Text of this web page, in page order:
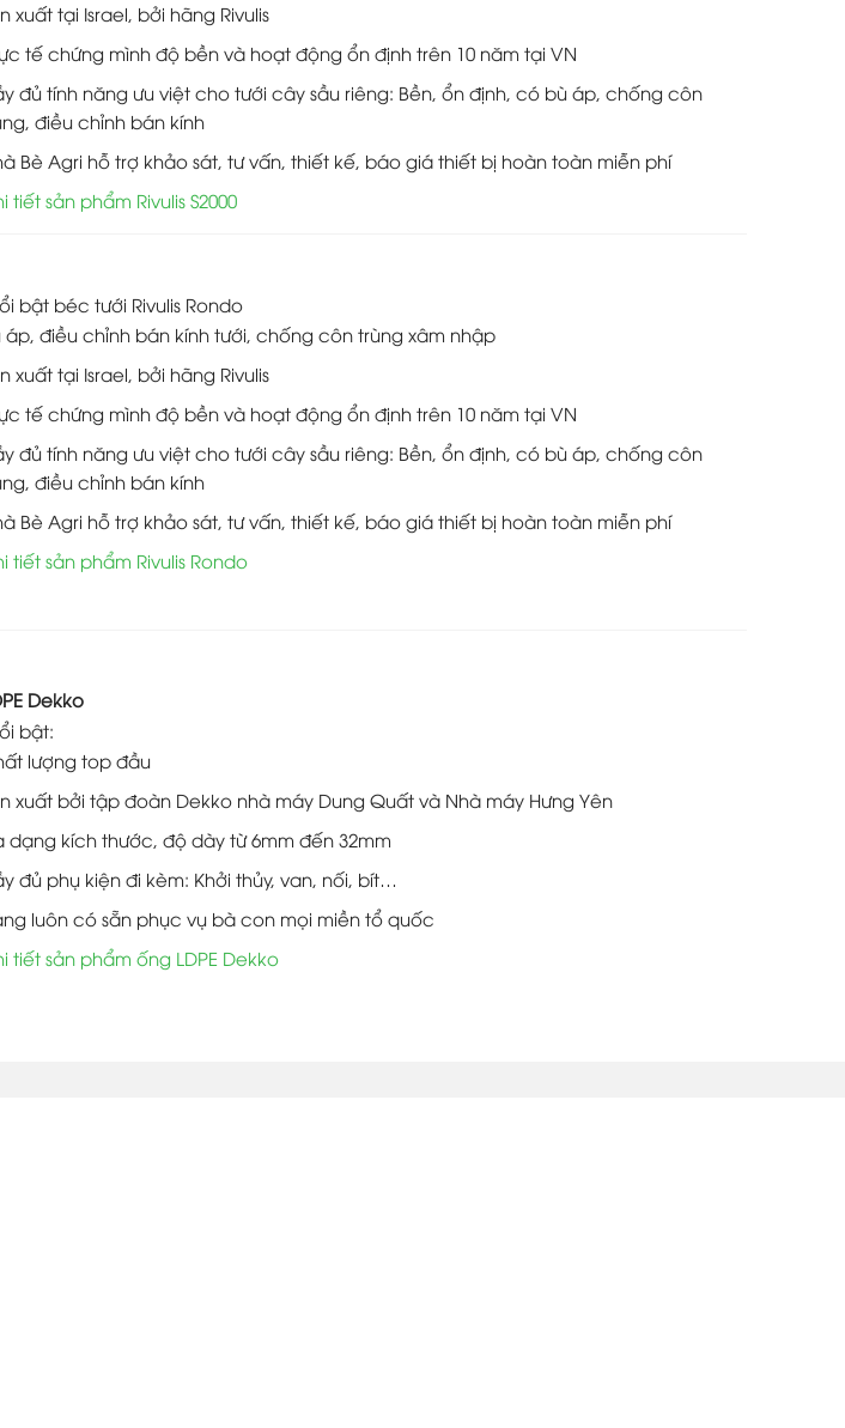
xuất tại Israel, bởi hãng Rivulis
tế chứng mình độ bền và hoạt động ổn định trên 10 năm tại VN
đủ tính năng ưu việt cho tưới cây sầu riêng: Bền, ổn định, có bù áp, chống côn
điều chỉnh bán kính
Bè Agri hỗ trợ khảo sát, tư vấn, thiết kế, báo giá thiết bị hoàn toàn miễn phí
tiết sản phẩm Rivulis S2000
bật béc tưới Rivulis Rondo
áp, điều chỉnh bán kính tưới, chống côn trùng xâm nhập
xuất tại Israel, bởi hãng Rivulis
tế chứng mình độ bền và hoạt động ổn định trên 10 năm tại VN
đủ tính năng ưu việt cho tưới cây sầu riêng: Bền, ổn định, có bù áp, chống côn
điều chỉnh bán kính
Bè Agri hỗ trợ khảo sát, tư vấn, thiết kế, báo giá thiết bị hoàn toàn miễn phí
tiết sản phẩm Rivulis Rondo
Dekko
bật:
lượng top đầu
xuất bởi tập đoàn Dekko nhà máy Dung Quất và Nhà máy Hưng Yên
dạng kích thước, độ dày từ 6mm đến 32mm
đủ phụ kiện đi kèm: Khởi thủy, van, nối, bít…
luôn có sẵn phục vụ bà con mọi miền tổ quốc
tiết sản phẩm ống LDPE Dekko